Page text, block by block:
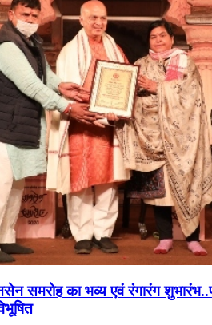
समरोह का भव्य एवं रंगारंग